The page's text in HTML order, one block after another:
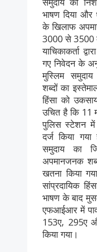
भाषण दिया और
के खिलाफ
3000 से 3500
याचिकाकर्ता
गए निवेदन के
मुस्लिम
शब्दों का
हिंसा को
उचित है कि 11
पुलिस स्टेशन
दर्ज किया
समुदाय का
अपमानजनक
खतना किया
सांप्रदायिक
भाषण के बाद
एफआईआर में
153ए, 295ए
किया गया।